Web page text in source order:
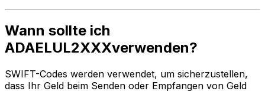
Wann sollte ich
ADAELUL2XXXverwenden?
SWIFT-Codes werden verwendet, um sicherzustellen,
dass Ihr Geld beim Senden oder Empfangen von Geld